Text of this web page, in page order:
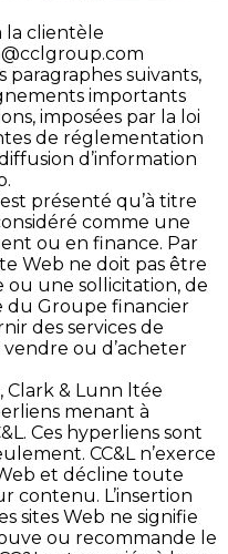
la clientèle
suivants,
importants
imposées par la loi
de réglementation
d’information
présenté qu’à titre
comme une
ou en finance. Par
Web ne doit pas être
une sollicitation, de
du Groupe financier
des services de
ou d’acheter
Clark & Lunn ltée
menant à
Ces hyperliens sont
CC&L n’exerce
et décline toute
contenu. L’insertion
sites Web ne signifie
ou recommande le